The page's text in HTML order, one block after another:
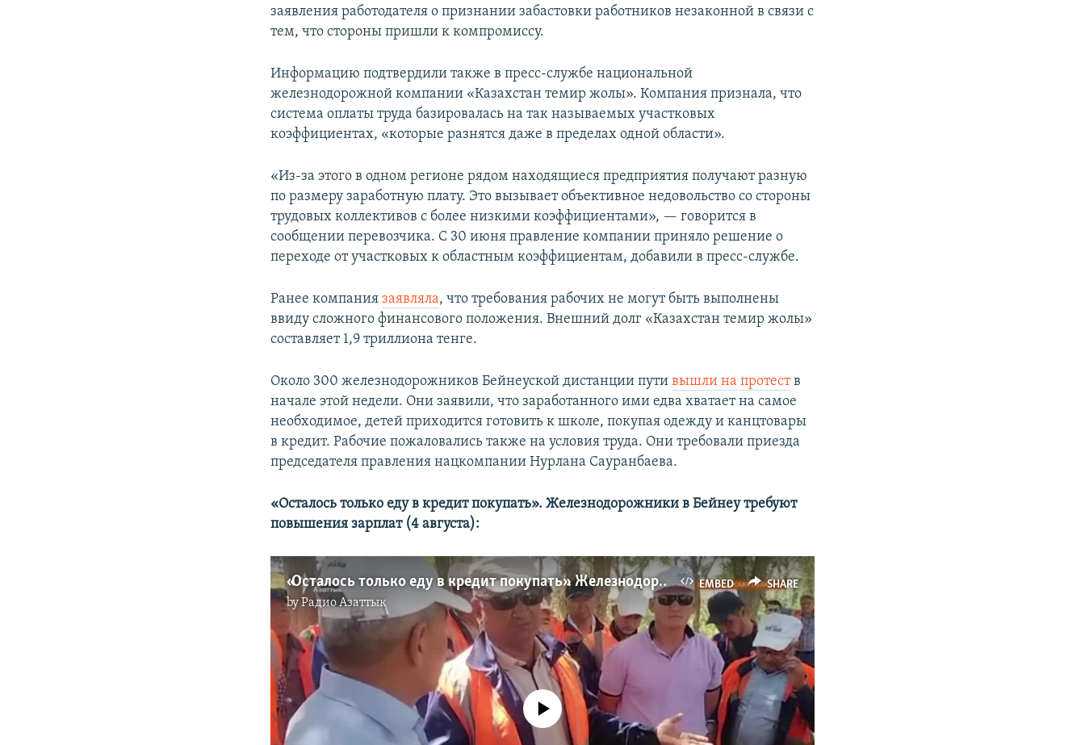
заявления работодателя о признании забастовки работников незаконной в связи с
тем, что стороны пришли к компромиссу.
Информацию подтвердили также в пресс-службе национальной
железнодорожной компании «Казахстан темир жолы». Компания признала, что
система оплаты труда базировалась на так называемых участковых
коэффициентах, «которые разнятся даже в пределах одной области».
«Из-за этого в одном регионе рядом находящиеся предприятия получают разную
по размеру заработную плату. Это вызывает объективное недовольство со стороны
трудовых коллективов с более низкими коэффициентами», — говорится в
сообщении перевозчика. С 30 июня правление компании приняло решение о
переходе от участковых к областным коэффициентам, добавили в пресс-службе.
Ранее компаниязаявляла, что требования рабочих не могут быть выполнены
ввиду сложного финансового положения. Внешний долг «Казахстан темир жолы»
составляет 1,9 триллиона тенге.
Около 300 железнодорожников Бейнеуской дистанции путивышли на протеств
начале этой недели. Они заявили, что заработанного ими едва хватает на самое
необходимое, детей приходится готовить к школе, покупая одежду и канцтовары
в кредит. Рабочие пожаловались также на условия труда. Они требовали приезда
председателя правления нацкомпании Нурлана Сауранбаева.
«Осталось только еду в кредит покупать». Железнодорожники в Бейнеу требуют
повышения зарплат (4 августа):
EMBED SHARE
«Осталось только еду в кредит покупать». Железнодорожники в Бейнеу требуют повышения зарплат
byРадио Азаттык
No media source currently available